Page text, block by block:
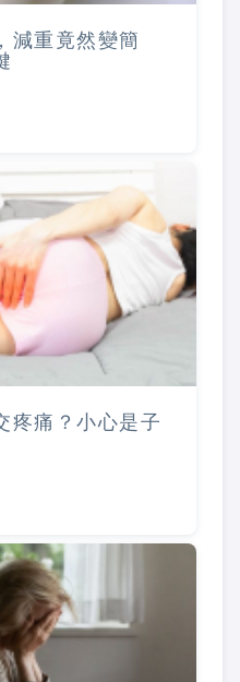
減重竟然變簡
疼痛？小心是子